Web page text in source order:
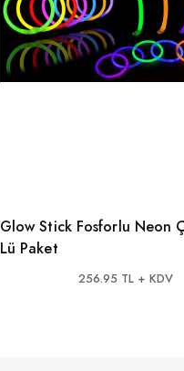
Glow Stick Fosforlu Neon Çubuk 100
Lü Paket
256.95 TL + KDV